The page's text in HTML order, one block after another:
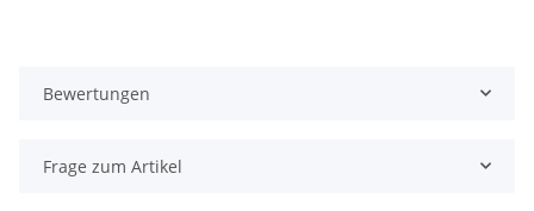
Bewertungen
Frage zum Artikel